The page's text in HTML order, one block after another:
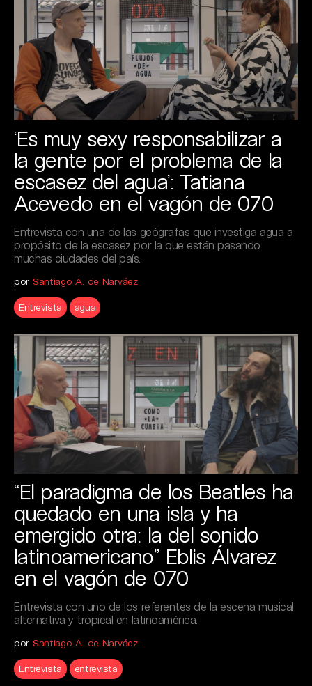
‘Es muy sexy responsabilizar a
la gente por el problema de la
escasez del agua’: Tatiana
Acevedo en el vagón de 070
Entrevista con una de las geógrafas que investiga agua a
propósito de la escasez por la que están pasando
muchas ciudades del país.
por Santiago A. de Narváez
Entrevista agua
“El paradigma de los Beatles ha
quedado en una isla y ha
emergido otra: la del sonido
latinoamericano” Eblis Álvarez
en el vagón de 070
Entrevista con uno de los referentes de la escena musical
alternativa y tropical en latinoamérica.
por Santiago A. de Narváez
Entrevista entrevista